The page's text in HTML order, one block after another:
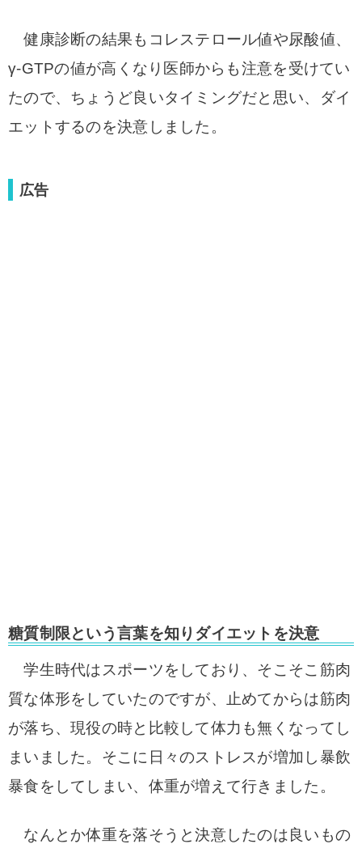
健康診断の結果もコレステロール値や尿酸値、
γ-GTPの値が高くなり医師からも注意を受けてい
たので、ちょうど良いタイミングだと思い、
ダイ
エットするのを決意しました。
広告
糖質制限という言葉を知りダイエットを決意
学生時代はスポーツをしており、そこそこ筋肉
質な体形をしていたのですが、止めてからは筋肉
が落ち、現役の時と比較して体力も無くなってし
まいました。 そこに日々のストレスが増加し暴飲
暴食をしてしまい、 体重が増えて行きました。
なんとか体重を落そうと決意したのは良いもの